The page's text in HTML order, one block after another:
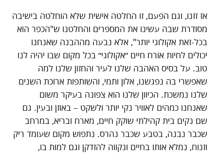
אז זזנו, וגם הפעם, זו החלטה אישית שלא הוחלטה בישיבה
מסודרת שבה עשינו את המספרים והחלטנו ש"הכפר הוא
בכל-זאת אקולוגי יותר", אלא נבעה מההבנה שאנחנו
יכולים לחיות אורח חיים ״אקולוגי״ בכל מקום שבו יהיה לנו
טוב. על בסיס האהבה שלנו לעיר והחזון שלנו למה
שאפשרי בה נפגשנו, אלון ותמי, והשותפות ארוכת השנים
שלנו נמשכת. הכיוון שלנו הוא צפונה בעיקר משום
שאנחנו כמהים לאוויר נקי יותר ולשקט – באוזן ובעין. גם
שם נקים בית קהילתי שוקק חיים, מארח ובריא, במרחב
שכבר נבנה, בטבע שכבר נהרס. נתפוש מקום שעומד ריק
וזנוח, נמלא אותו בחיים ונקווה להזדקן וגם למות בו,